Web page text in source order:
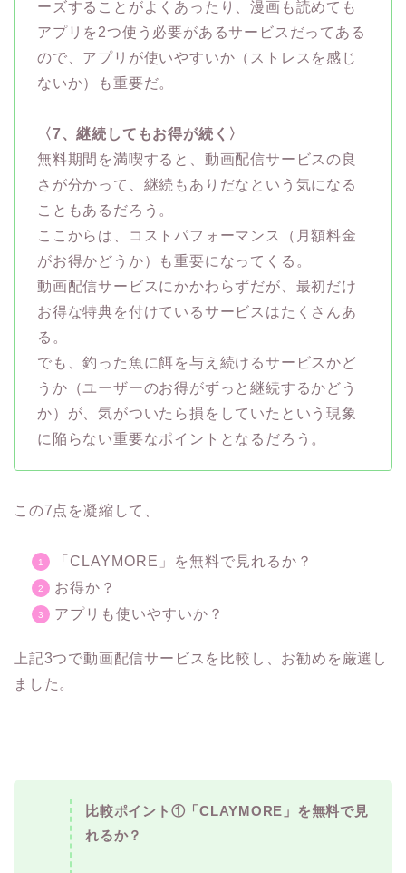
ーズすることがよくあったり、漫画も読めても
アプリを2つ使う必要があるサービスだってある
ので、アプリが使いやすいか（ストレスを感じ
ないか）も重要だ。
〈7、継続してもお得が続く〉
無料期間を満喫すると、動画配信サービスの良
さが分かって、継続もありだなという気になる
こともあるだろう。
ここからは、コストパフォーマンス（月額料金
がお得かどうか）も重要になってくる。
動画配信サービスにかかわらずだが、最初だけ
お得な特典を付けているサービスはたくさんあ
る。
でも、釣った魚に餌を与え続けるサービスかど
うか（ユーザーのお得がずっと継続するかどう
か）が、気がついたら損をしていたという現象
に陥らない重要なポイントとなるだろう。
この7点を凝縮して、
「CLAYMORE」を無料で見れるか？
お得か？
アプリも使いやすいか？
上記3つで動画配信サービスを比較し、お勧めを厳選し
ました。
比較ポイント①「CLAYMORE」を無料で見
れるか？